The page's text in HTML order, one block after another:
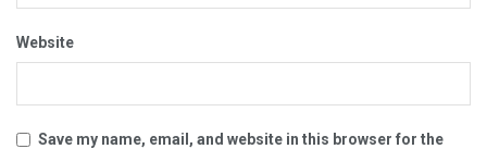
Website
Save my name, email, and website in this browser for the